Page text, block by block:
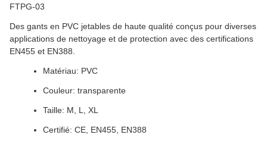
FTPG-03
Des gants en PVC jetables de haute qualité conçus pour diverses
applications de nettoyage et de protection avec des certifications
EN455 et EN388.
Matériau: PVC
Couleur: transparente
Taille: M, L, XL
Certifié: CE, EN455, EN388